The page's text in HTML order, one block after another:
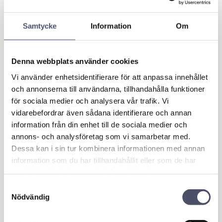
Samtycke Information Om
Denna webbplats använder cookies
Vi använder enhetsidentifierare för att anpassa innehållet
och annonserna till användarna, tillhandahålla funktioner
för sociala medier och analysera vår trafik. Vi
vidarebefordrar även sådana identifierare och annan
information från din enhet till de sociala medier och
annons- och analysföretag som vi samarbetar med.
Dessa kan i sin tur kombinera informationen med annan
information som du har tillhandahållit eller som de har
Nödvändig
Relaterade produkter
Knutkors 27,00x74,
60mm - 4.01
Diameter: 27,00mm, Bredd:
74,60mm. 35Hk vid 540rpm.
Profilrör - 3-kantigt
- Innerrör
Passar med ytterrör art.nr
2620 & Knutkors 4204 eller
ytterrrör art.nr 2621 &